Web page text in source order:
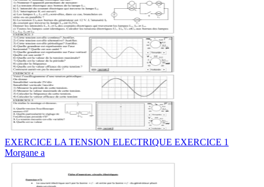
EXERCICE LA TENSION ELECTRIQUE EXERCICE 1
Morgane a